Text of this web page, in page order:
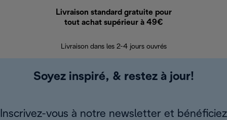
Livraison standard gratuite pour
tout achat supérieur à 49€
Livraison dans les 2-4 jours ouvrés
Soyez inspiré, & restez à jour!
Inscrivez-vous à notre newsletter et bénéficiez